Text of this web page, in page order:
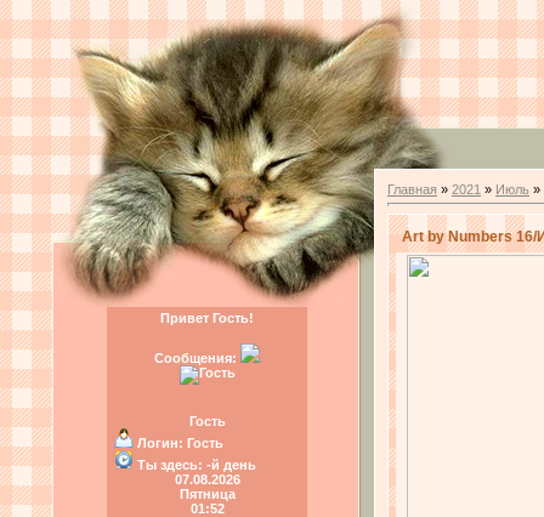
Привет Гость!
Сообщения:
Гость
Логин: Гость
Ты здесь: -й день
07.08.2026
Пятница
01:52
Главная » 2021 » Июль »
Art by Numbers 16/